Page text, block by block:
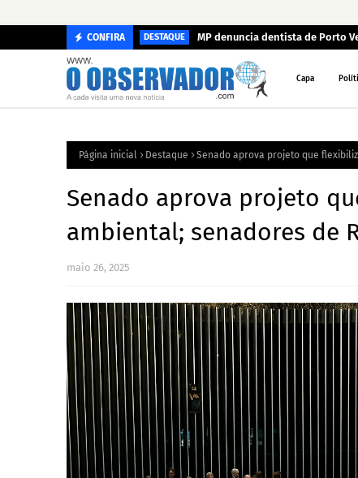
CONFIRA DESTAQUE MP denuncia dentista de Porto
Capa
Página inicial Destaque Senado aprova projeto que
Senado aprova projeto
ambiental; senadores de
maio 26, 2025